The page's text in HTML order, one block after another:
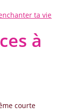
ta vie
à
courte